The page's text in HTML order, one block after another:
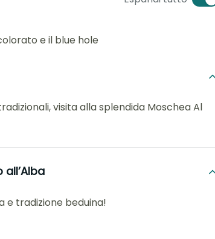
e il blue hole
visita alla splendida Moschea Al
e tradizione beduina!